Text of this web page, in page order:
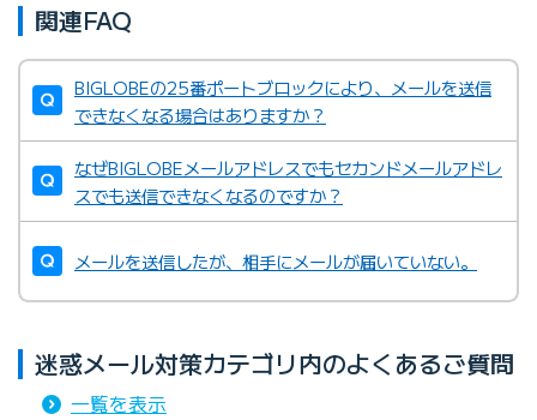
関連FAQ
BIGLOBEの25番ポートブロックにより、メールを送信
できなくなる場合はありますか？
なぜBIGLOBEメールアドレスでもセカンドメールアドレ
スでも送信できなくなるのですか？
メールを送信したが、相手にメールが届いていない。
迷惑メール対策カテゴリ内のよくあるご質問
一覧を表示